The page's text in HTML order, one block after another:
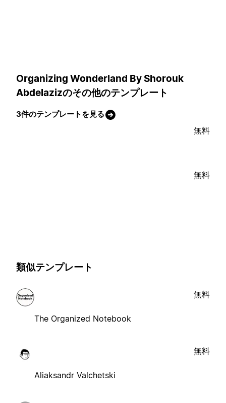
Organizing Wonderland By Shorouk
Abdelazizのその他のテンプレート
3件のテンプレートを見る
無料
無料
類似テンプレート
The Organized Notebook
無料
Aliaksandr Valchetski
無料